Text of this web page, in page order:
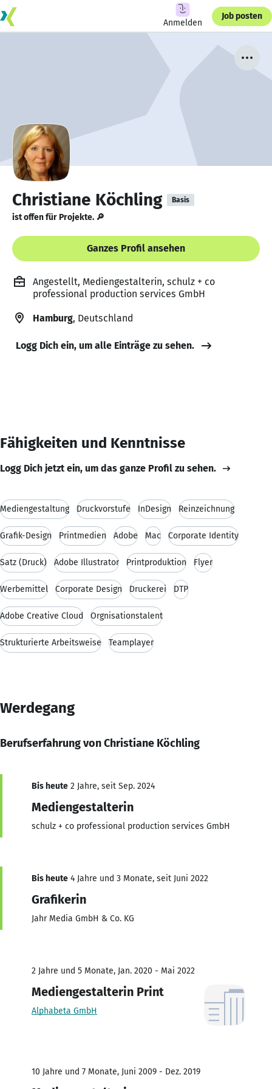
Anmelden
Job posten
Christiane Köchling Basis
ist offen für Projekte. 🔎
Ganzes Profil ansehen
Angestellt, Mediengestalterin, schulz + co
professional production services GmbH
Hamburg, Deutschland
Logg Dich ein, um alle Einträge zu sehen.
Fähigkeiten und Kenntnisse
Logg Dich jetzt ein, um das ganze Profil zu sehen.
Mediengestaltung Druckvorstufe InDesign Reinzeichnung
Grafik-Design Printmedien Adobe Mac Corporate Identity
Satz (Druck) Adobe Illustrator Printproduktion Flyer
Werbemittel Corporate Design Druckerei DTP
Adobe Creative Cloud Orgnisationstalent
Strukturierte Arbeitsweise Teamplayer
Werdegang
Berufserfahrung von Christiane Köchling
Bis heute 2 Jahre, seit Sep. 2024
Mediengestalterin
schulz + co professional production services GmbH
Bis heute 4 Jahre und 3 Monate, seit Juni 2022
Grafikerin
Jahr Media GmbH & Co. KG
2 Jahre und 5 Monate, Jan. 2020 - Mai 2022
Mediengestalterin Print
Alphabeta GmbH
10 Jahre und 7 Monate, Juni 2009 - Dez. 2019